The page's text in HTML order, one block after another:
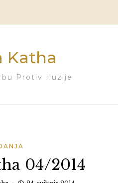
Katha
Protiv Iluzije
04/2014